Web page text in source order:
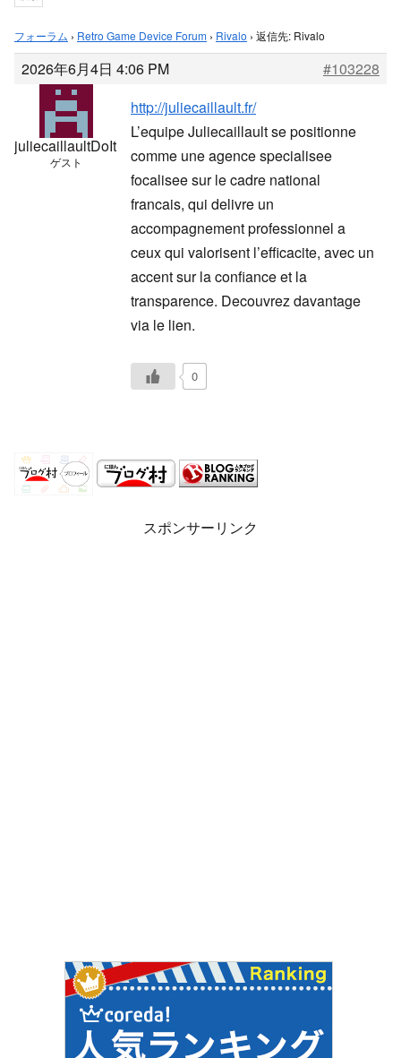
フォーラム › Retro Game Device Forum › Rivalo › 返信先: Rivalo
2026年6月4日 4:06 PM #103228
juliecaillaultDoIt
ゲスト
http://juliecaillault.fr/
L’equipe Juliecaillault se positionne
comme une agence specialisee
focalisee sur le cadre national
francais, qui delivre un
accompagnement professionnel a
ceux qui valorisent l’efficacite, avec un
accent sur la confiance et la
transparence. Decouvrez davantage
via le lien.
0
スポンサーリンク